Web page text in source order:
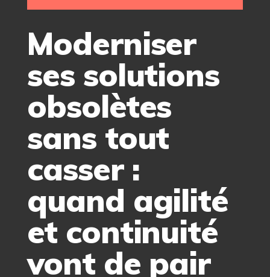
Moderniser
ses solutions
obsolètes
sans tout
casser :
quand agilité
et continuité
vont de pair